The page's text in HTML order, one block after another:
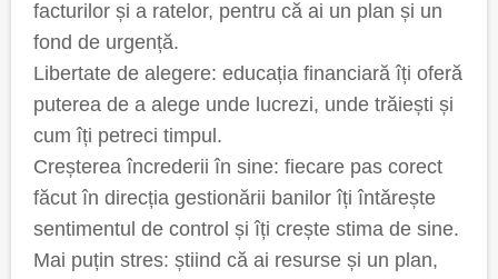
facturilor și a ratelor, pentru că ai un plan și un
fond de urgență.
Libertate de alegere: educația financiară îți oferă
puterea de a alege unde lucrezi, unde trăiești și
cum îți petreci timpul.
Creșterea încrederii în sine: fiecare pas corect
făcut în direcția gestionării banilor îți întărește
sentimentul de control și îți crește stima de sine.
Mai puțin stres: știind că ai resurse și un plan,